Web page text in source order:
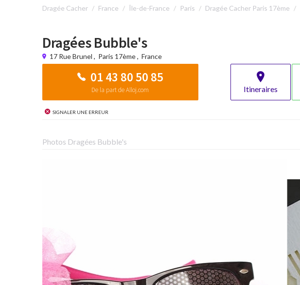
Dragée Cacher France Île-de-France Paris Dragée Cacher Paris 17ème
Dragées Bubble's
17 Rue Brunel , Paris 17ème, France
01 43 80 50 85
De la part de Alloj.com Itineraires
Signaler une erreur
Photos Dragées Bubble's